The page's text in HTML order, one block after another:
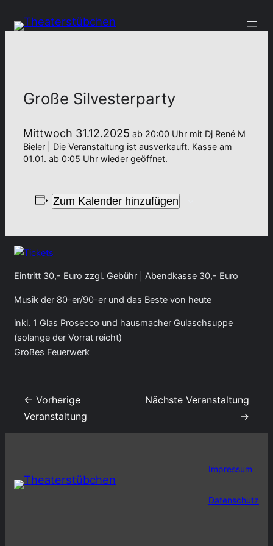
Große Silvesterparty
Mittwoch 31.12.2025 ab 20:00 Uhr mit Dj René M
Bieler | Die Veranstaltung ist ausverkauft. Kasse am
01.01. ab 0:05 Uhr wieder geöffnet.
Zum Kalender hinzufügen
Eintritt 30,- Euro zzgl. Gebühr | Abendkasse 30,- Euro
Musik der 80-er/90-er und das Beste von heute
inkl. 1 Glas Prosecco und hausmacher Gulaschsuppe
(solange der Vorrat reicht)
Großes Feuerwerk
← Vorherige
Veranstaltung
Nächste Veranstaltung
→
Impressum
Datenschutz